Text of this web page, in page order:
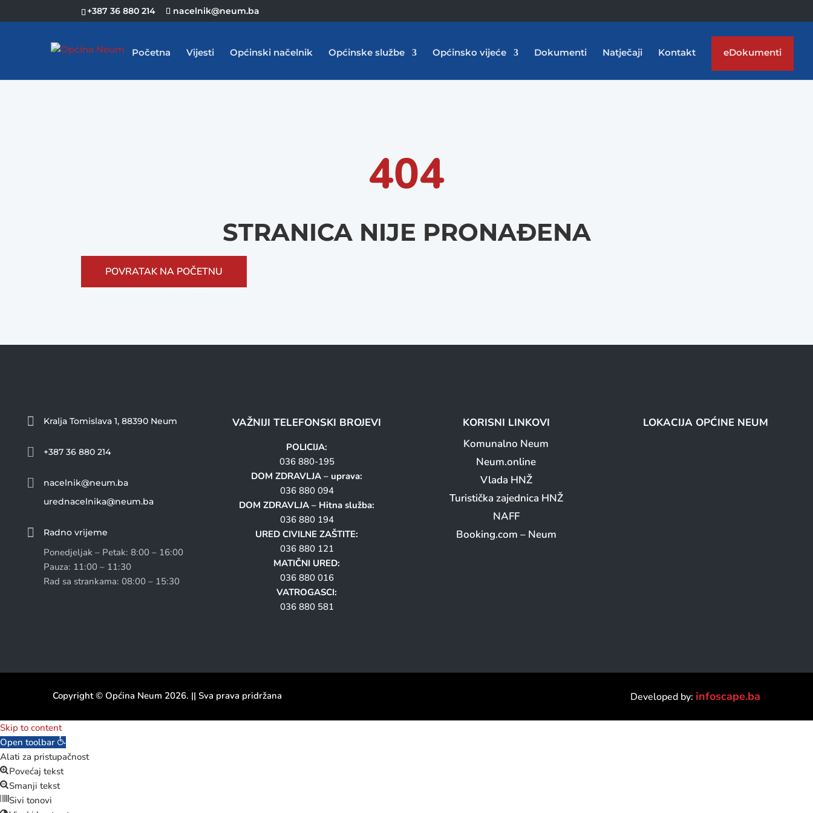
+387 36 880 214 nacelnik@neum.ba
Početna Vijesti Općinski načelnik Općinske službe Općinsko vijeće Dokumenti Natječaji Kontakt eDokumenti
404
STRANICA NIJE PRONAĐENA
POVRATAK NA POČETNU
 Kralja Tomislava 1, 88390 Neum
 +387 36 880 214

nacelnik@neum.ba
urednacelnika@neum.ba
 Radno vrijeme
Ponedjeljak – Petak: 8:00 – 16:00
Pauza: 11:00 – 11:30
Rad sa strankama: 08:00 – 15:30
VAŽNIJI TELEFONSKI BROJEVI
POLICIJA:
036 880-195
DOM ZDRAVLJA – uprava:
036 880 094
DOM ZDRAVLJA – Hitna služba:
036 880 194
URED CIVILNE ZAŠTITE:
036 880 121
MATIČNI URED:
036 880 016
VATROGASCI:
036 880 581
KORISNI LINKOVI
Komunalno Neum
Neum.online
Vlada HNŽ
Turistička zajednica HNŽ
NAFF
Booking.com – Neum
LOKACIJA OPĆINE NEUM
Copyright © Općina Neum 2026. || Sva prava pridržana Developed by: infoscape.ba
Skip to content
Open toolbar
Alati za pristupačnost
Povećaj tekst
Smanji tekst
Sivi tonovi